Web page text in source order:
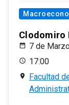
Clodomiro
7 de
17:00
Facultad